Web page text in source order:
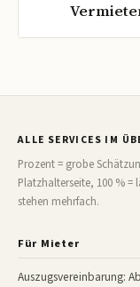
ALLE SERVICES IM
Prozent = grobe
Platzhalterseite, 100 % =
stehen mehrfach.
Für Mieter
Auszugsvereinbarung: